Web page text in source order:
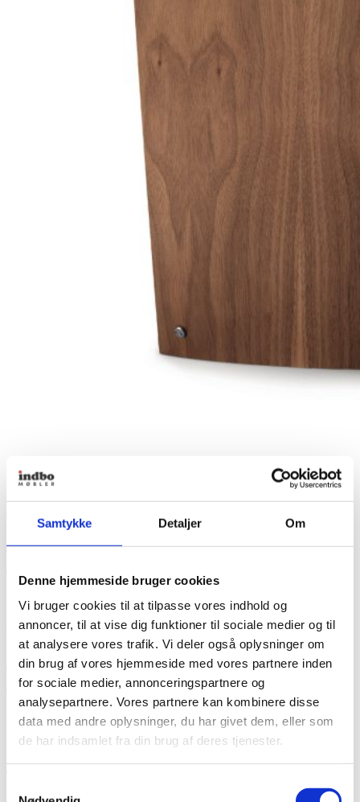
Samtykke Detaljer Om
Denne hjemmeside bruger cookies
Vi bruger cookies til at tilpasse vores indhold og
annoncer, til at vise dig funktioner til sociale medier og til
at analysere vores trafik. Vi deler også oplysninger om
din brug af vores hjemmeside med vores partnere inden
for sociale medier, annonceringspartnere og
analysepartnere. Vores partnere kan kombinere disse
data med andre oplysninger, du har givet dem, eller som
de har indsamlet fra din brug af deres tjenester.
Gallery Taburet af Hans Sandgren
Fra 7.100,00
+ Flere varianter
Gallery Taburet af Hans Sandgren
Jakobsen
Fra 7.100,00
Se produkt Dette vare har flere varianter. Mulighederne kan vælges